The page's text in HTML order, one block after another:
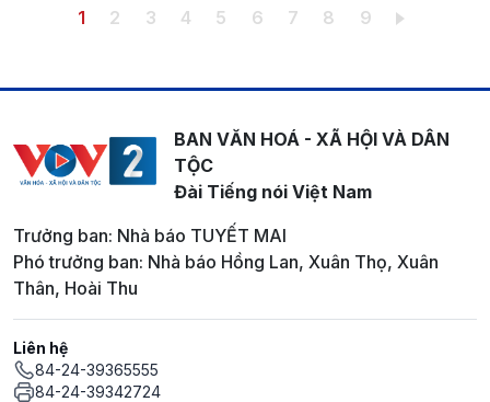
Pagination
Trang hiện thời
1 Trang
2 Trang
3 Trang
4 Trang
5 Trang
6 Trang
7 Trang
8 Trang
9
BAN VĂN HOÁ - XÃ HỘI VÀ DÂN
TỘC
Đài Tiếng nói Việt Nam
Trưởng ban: Nhà báo TUYẾT MAI
Phó trưởng ban: Nhà báo Hồng Lan, Xuân Thọ, Xuân
Thân, Hoài Thu
Liên hệ
84-24-39365555
84-24-39342724